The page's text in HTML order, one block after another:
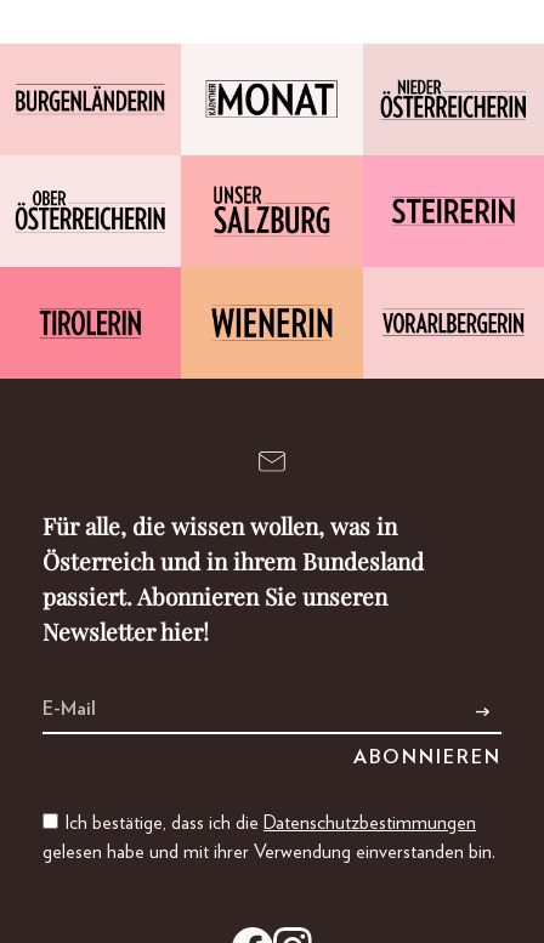
Für alle, die wissen wollen, was in
Österreich und in ihrem Bundesland
passiert. Abonnieren Sie unseren
Newsletter hier!
Ich bestätige, dass ich die Datenschutzbestimmungen
gelesen habe und mit ihrer Verwendung einverstanden bin.